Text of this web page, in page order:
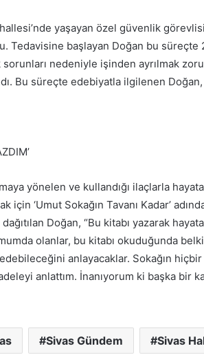
yaşayan özel güvenlik
Tedavisine başlayan Doğan bu süreçte
sorunları nedeniyle işinden ayrılmak
Bu süreçte edebiyatla ilgilenen
yönelen ve kullandığı ilaçlarla
için ‘Umut Sokağın Tavanı Kadar’
dağıtılan Doğan, “Bu kitabı yazarak
olanlar, bu kitabı okuduğunda
anlayacaklar. Sokağın
anlattım. İnanıyorum ki başka bir
Sivas Gündem Sivas